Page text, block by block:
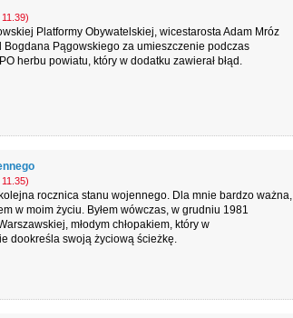
Platformy Obywatelskiej, wicestarosta Adam Mróz
Bogdana Pągowskiego za umieszczenie podczas
herbu powiatu, który w dodatku zawierał błąd.
rocznica stanu wojennego. Dla mnie bardzo ważna,
w moim życiu. Byłem wówczas, w grudniu 1981
młodym chłopakiem, który w
dookreśla swoją życiową ścieżkę.